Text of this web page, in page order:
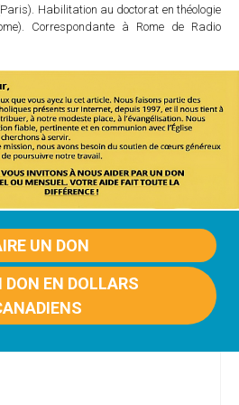
Habilitation au doctorat en théologie
Correspondante à Rome de Radio
UN DON
DON EN DOLLARS